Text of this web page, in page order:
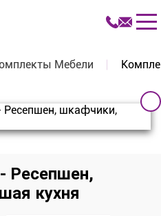
Мебели
Ресепшен,
кухня